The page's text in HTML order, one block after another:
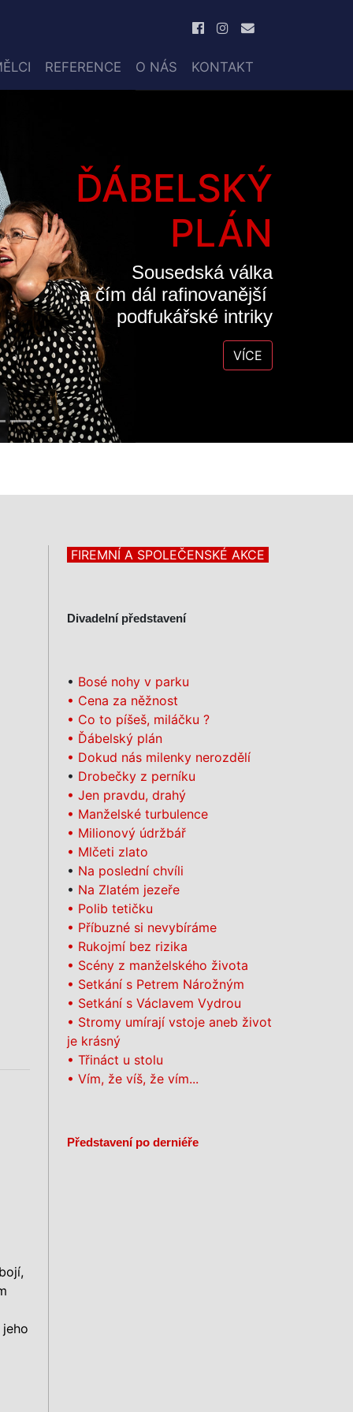
REFERENCE O NÁS KONTAKT
ĎÁBELSKÝ
PLÁN
Sousedská válka
a čím dál rafinovanější
podfukářské intriky
VÍCE
FIREMNÍ A SPOLEČENSKÉ AKCE
Divadelní představení
• Bosé nohy v parku
• Cena za něžnost
• Co to píšeš, miláčku ?
• Ďábelský plán
• Dokud nás milenky nerozdělí
• Drobečky z perníku
• Jen pravdu, drahý
• Manželské turbulence
• Milionový údržbář
• Mlčeti zlato
• Na poslední chvíli
• Na Zlatém jezeře
• Polib tetičku
• Příbuzné si nevybíráme
• Rukojmí bez rizika
• Scény z manželského života
• Setkání s Petrem Nárožným
• Setkání s Václavem Vydrou
• Stromy umírají vstoje aneb život
je krásný
• Třináct u stolu
• Vím, že víš, že vím...
Představení po derniéře